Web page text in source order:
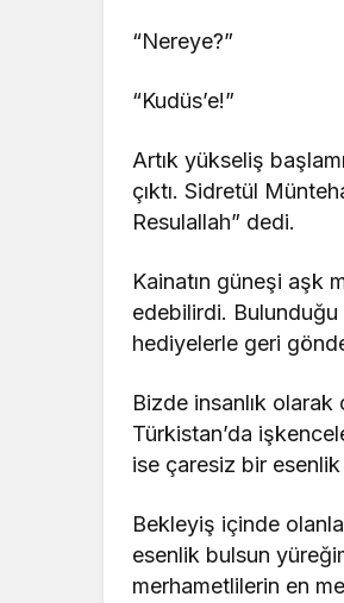
“Nereye?”
“Kudüs’e!”
Artık yükseliş
çıktı. Sidretül
Resulallah” dedi.
Kainatın güneşi aşk
edebilirdi.
hediyelerle geri
Bizde insanlık olarak
Türkistan’da
ise çaresiz bir
Bekleyiş içinde
esenlik bulsun
merhametlilerin en